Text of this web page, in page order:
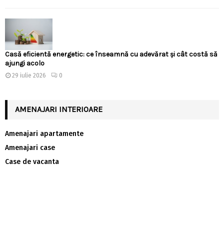
Casă eficientă energetic: ce înseamnă cu adevărat și cât costă să
ajungi acolo
29 iulie 2026 0
AMENAJARI INTERIOARE
Amenajari apartamente
Amenajari case
Case de vacanta